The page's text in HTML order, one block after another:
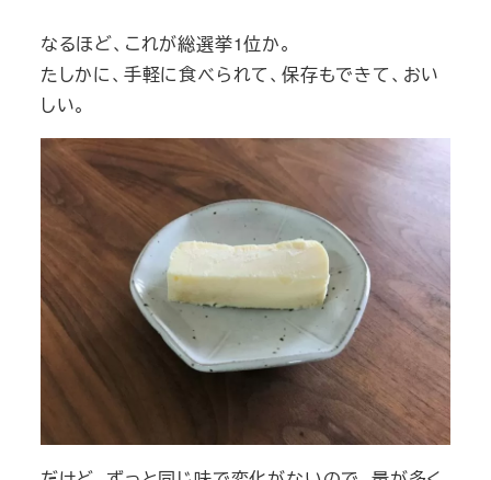
なるほど、これが総選挙1位か。
たしかに、手軽に食べられて、保存もできて、おい
しい。